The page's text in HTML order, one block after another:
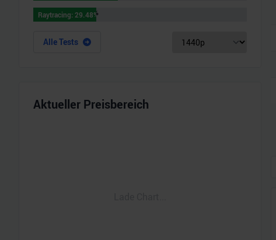
Raytracing:29.48%
Raytracing:29.48%
Alle Tests
Aktueller Preisbereich